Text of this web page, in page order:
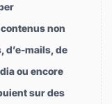
non
d’e-mails, de
ou encore
sur des